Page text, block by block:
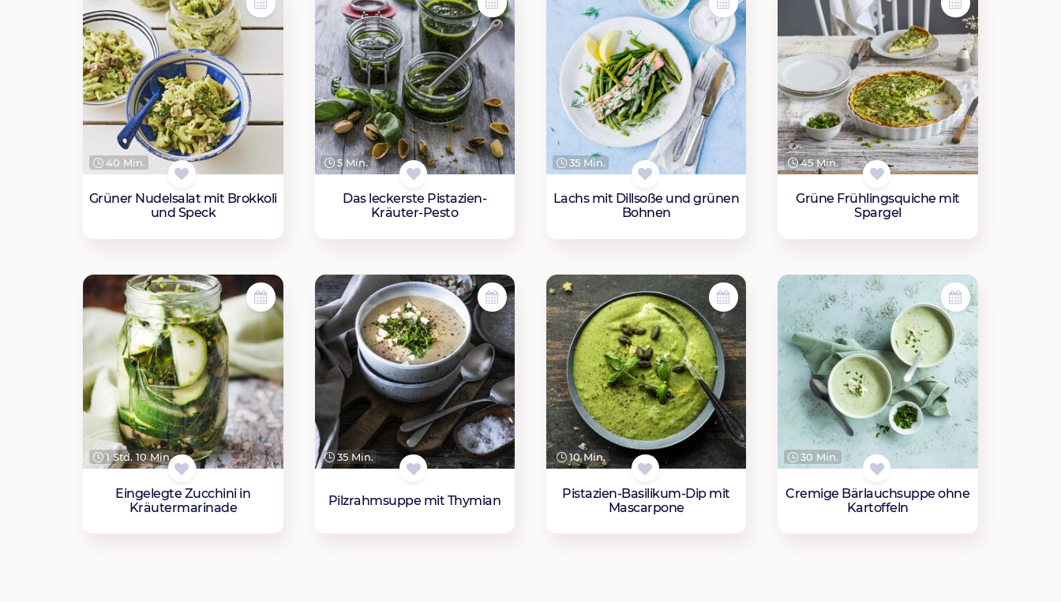
40 Min.
Grüner Nudelsalat mit Brokkoli
und Speck
5 Min.
Das leckerste Pistazien-
Kräuter-Pesto
35 Min.
Lachs mit Dillsoße und grünen
Bohnen
45 Min.
Grüne Frühlingsquiche mit
Spargel
1 Std. 10 Min.
Eingelegte Zucchini in
Kräutermarinade
35 Min.
Pilzrahmsuppe mit Thymian
10 Min.
Pistazien-Basilikum-Dip mit
Mascarpone
30 Min.
Cremige Bärlauchsuppe ohne
Kartoffeln